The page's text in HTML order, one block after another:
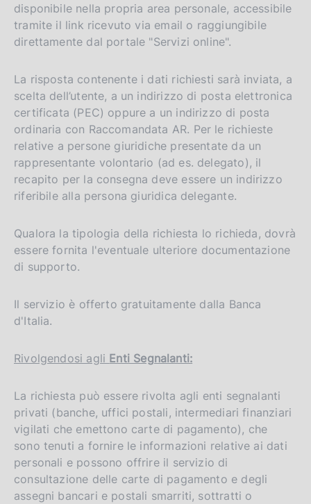
disponibile nella propria area personale, accessibile
tramite il link ricevuto via email o raggiungibile
direttamente dal portale "Servizi online".
La risposta contenente i dati richiesti sarà inviata, a
scelta dell’utente, a un indirizzo di posta elettronica
certificata (PEC) oppure a un indirizzo di posta
ordinaria con Raccomandata AR. Per le richieste
relative a persone giuridiche presentate da un
rappresentante volontario (ad es. delegato), il
recapito per la consegna deve essere un indirizzo
riferibile alla persona giuridica delegante.
Qualora la tipologia della richiesta lo richieda, dovrà
essere fornita l'eventuale ulteriore documentazione
di supporto.
Il servizio è offerto gratuitamente dalla Banca
d'Italia.
Rivolgendosi agli Enti Segnalanti:
La richiesta può essere rivolta agli enti segnalanti
privati (banche, uffici postali, intermediari finanziari
vigilati che emettono carte di pagamento), che
sono tenuti a fornire le informazioni relative ai dati
personali e possono offrire il servizio di
consultazione delle carte di pagamento e degli
assegni bancari e postali smarriti, sottratti o